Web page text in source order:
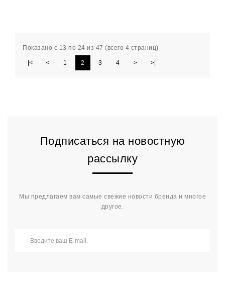
Показано с 13 по 24 из 47 (всего 4 страниц)
|< < 1 2 3 4 > >|
Подписаться на новостную
рассылку
Мы предлагаем вам самые свежие новости бренда и многое
другое.